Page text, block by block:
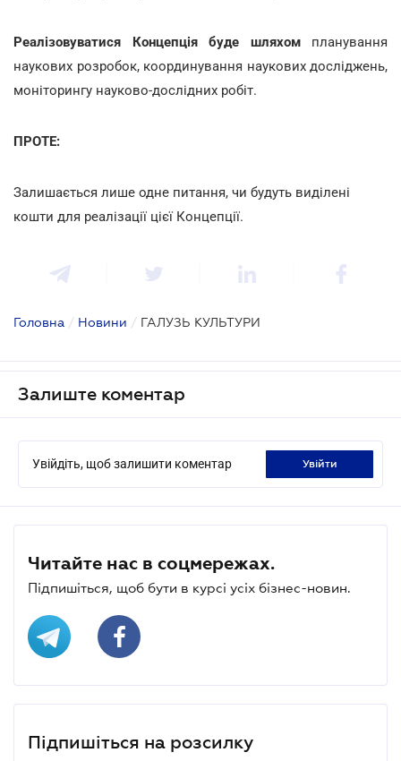
Реалізовуватися Концепція буде шляхомпланування
наукових розробок, координування наукових досліджень,
моніторингу науково-дослідних робіт.
ПРОТЕ:
Залишається лише одне питання, чи будуть виділені
кошти для реалізації цієї Концепції.
Головна / Новини / ГАЛУЗЬ КУЛЬТУРИ
Залиште коментар
Увійдіть, щоб залишити коментар увійти
Читайте нас в соцмережах.
Підпишіться, щоб бути в курсі усіх бізнес-новин.
Підпишіться на розсилку